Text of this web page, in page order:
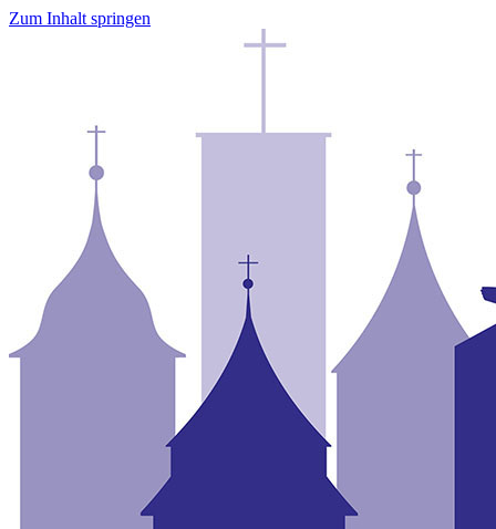
Zum Inhalt springen